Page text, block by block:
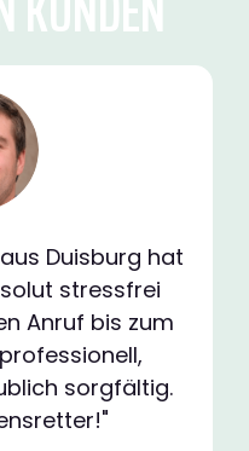
Duisburg hat
stressfrei
Anruf bis zum
sorgfältig.